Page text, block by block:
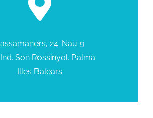
24. Nau 9
Son Rossinyol. Palma
Illes Balears